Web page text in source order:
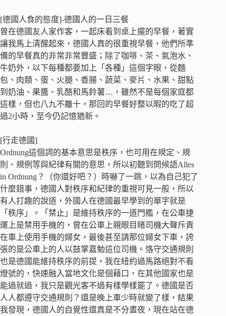
[德國人食的態度]-德國人的一日三餐
曾在德國友人家作客，一起床看到桌上擺的早餐，著實
讓我馬上清醒起來，德國人真的很重視早餐，他們所準
備的早餐真的非常非常豐盛；除了咖啡、茶、氣泡水、
牛奶外，以下每種都要加上「各種」這個字眼，從麵
包、肉類、蛋、火腿、香腸、蔬菜、麥片、水果、甜點
到奶油、果醬、乳酪和馬鈴薯…，雖然不是每個家庭都
這樣，但也八九不離十，那回的早餐好整以暇的吃了超
過2小時，至今仍記憶猶新。
[行走德國]
Ordnung這個詞的基本意思是秩序，也可用在規定、規
則、規例等與紀律有關的意思，所以初聽到問候語Alles
in Ordnung？（你還好吧？）時嚇了一跳，以為自己犯了
什麼錯事，德國人對秩序和紀律的重視可見一般，所以
有人打趣的說道，外國人在德國最早學到的單字就是
「秩序」。「禁止」是維持秩序的一道門檻，在公車捷
運上是禁用手機的，曾在公車上親眼目睹司機大聲斥責
在車上使用手機的婦女，最後甚至請那位婦女下車，誇
張的是公車上的人以鼓掌嘉勉這位司機。恪守交通規則
也是德國能維持秩序的前提，我在紐約過馬路絕對不看
燈號的，快速融入當地文化是個藉口，在其他國家也是
能過就過，我只是觀光客不過有樣學樣罷了。德國是否
人人都遵守交通規則？還是晚上車少時就變了樣，結果
我發現，德國人的自覺性還真是不分晝夜，現在站在德